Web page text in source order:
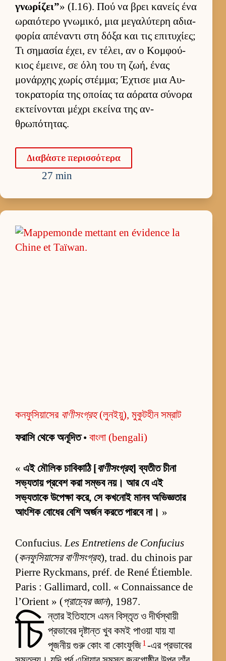
γνωρίζει”» (I.16). Πού να βρει κανείς ένα
ωραιότερο γνωμικό, μια μεγαλύτερη αδια­
φορία απέναντι στη δόξα και τις επιτυχίες;
Τι σημασία έχει, εν τέλει, αν ο Κομ­φού­
κιος έμει­νε, σε όλη του τη ζωή, ένας
μονάρ­χης χωρίς στέμ­μα; Έχτισε μια Αυ­
τοκρατορία της οποίας τα αόρατα σύνορα
εκτεί­νονται μέχρι εκείνα της αν­
θρωπότητας.
Δια­βάστε περισ­σότερα
27 min
কনফুসিয়াসের বাণীসংগ্রহ(লুনইয়ু), মুকুটহীন সম্রাট
ফরাসি থেকে অনূদিত• বাংলা (bengali)
« এই মৌলিক চাবিকাঠি [বাণীসংগ্রহ] ব্যতীত চীনা
সভ্যতায় প্রবেশ করা সম্ভব নয়। আর যে এই
সভ্যতাকে উপেক্ষা করে, সে কখনোই মানব অভিজ্ঞতার
আংশিক বোধের বেশি অর্জন করতে পারবে না। »
Confucius. Les Entretiens de Confucius
(কনফুসিয়াসের বাণীসংগ্রহ), trad. du chinois par
Pierre Ryckmans, préf. de René Étiemble.
Paris : Gallimard, coll. « Connaissance de
l’Orient » (প্রাচ্যের জ্ঞান), 1987.
চি ন্তার ইতিহাসে এমন বিস্তৃত ও দীর্ঘস্থায়ী
প্রভাবের দৃষ্টান্ত খুব কমই পাওয়া যায় যা
পূজনীয় গুরু কোং বা কোংফুজি1 -এর প্রভাবের